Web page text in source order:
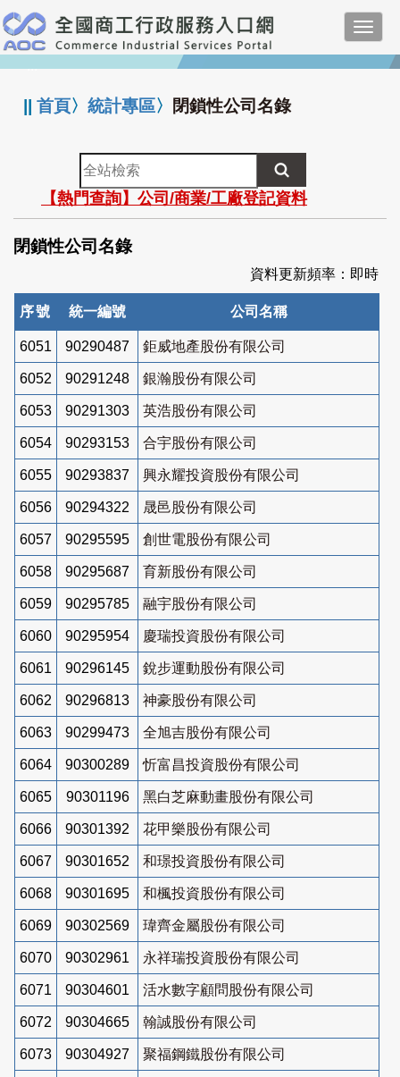
跳
到
主
要
:::
||首頁〉統計專區〉 閉鎖性公司名錄
全
站
檢
索
【熱門查詢】公司/商業/工廠登記資料
閉鎖性公司名錄
資料更新頻率：即時
序號 統一編號 公司名稱
6051 90290487 鉅威地產股份有限公司
6052 90291248 銀瀚股份有限公司
6053 90291303 英浩股份有限公司
6054 90293153 合宇股份有限公司
6055 90293837 興永耀投資股份有限公司
6056 90294322 晟邑股份有限公司
6057 90295595 創世電股份有限公司
6058 90295687 育新股份有限公司
6059 90295785 融宇股份有限公司
6060 90295954 慶瑞投資股份有限公司
6061 90296145 銳步運動股份有限公司
6062 90296813 神豪股份有限公司
6063 90299473 全旭吉股份有限公司
6064 90300289 忻富昌投資股份有限公司
6065 90301196 黑白芝麻動畫股份有限公司
6066 90301392 花甲樂股份有限公司
6067 90301652 和璟投資股份有限公司
6068 90301695 和楓投資股份有限公司
6069 90302569 瑋齊金屬股份有限公司
6070 90302961 永祥瑞投資股份有限公司
6071 90304601 活水數字顧問股份有限公司
6072 90304665 翰誠股份有限公司
6073 90304927 聚福鋼鐵股份有限公司